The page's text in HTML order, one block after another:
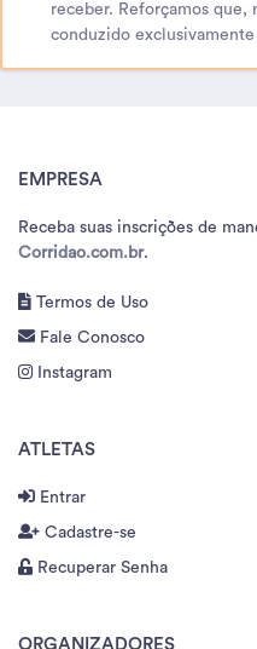
receber. Reforçamos que,
conduzido
EMPRESA
Receba suas inscrições de
Corridao.com.br.
Termos de Uso
Fale Conosco
Instagram
ATLETAS
Entrar
Cadastre-se
Recuperar Senha
ORGANIZADORES